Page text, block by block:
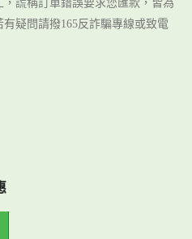
謊稱訂單錯誤要求您匯款，皆為
疑問請撥165反詐騙專線或致電